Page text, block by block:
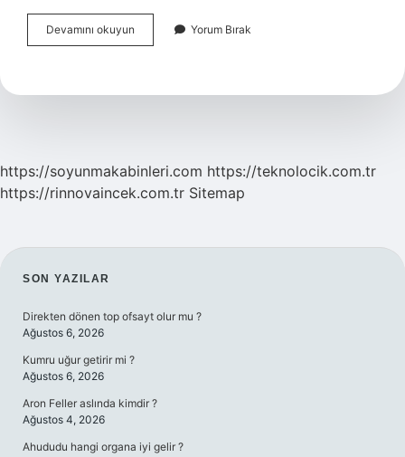
Devamını okuyun Prezentabl
Ne
Demek
Yorum Bırak
https://soyunmakabinleri.com https://teknolocik.com.tr
https://rinnovaincek.com.tr Sitemap
SIDEBAR
SON YAZILAR
Direkten dönen top ofsayt olur mu ?
Ağustos 6, 2026
Kumru uğur getirir mi ?
Ağustos 6, 2026
Aron Feller aslında kimdir ?
Ağustos 4, 2026
Ahududu hangi organa iyi gelir ?